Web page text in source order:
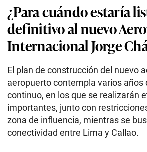
¿Para cuándo estaría
definitivo al nuevo
Internacional Jorge
El plan de construcción del nuevo
aeropuerto contempla varios años
continuo, en los que se realizarán
importantes, junto con
zona de influencia, mientras se
conectividad entre Lima y Callao.